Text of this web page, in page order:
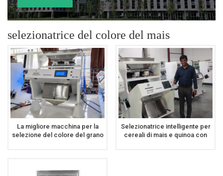
selezionatrice del colore del mais
La migliore macchina per la
selezione del colore del grano
Selezionatrice intelligente per
cereali di mais e quinoa con